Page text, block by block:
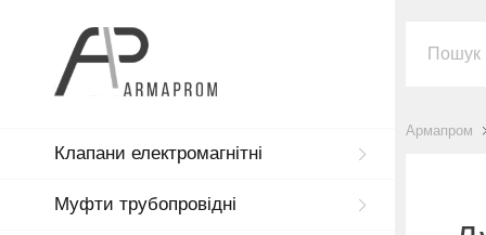
Клапани електромагнітні
Муфти трубопровідні
Армапром